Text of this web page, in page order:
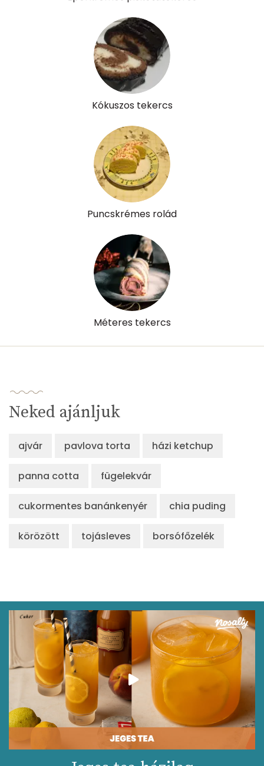
Kókuszos tekercs
Puncskrémes rolád
Méteres tekercs
Neked ajánljuk
ajvár pavlova torta házi ketchup
panna cotta fügelekvár
cukormentes banánkenyér chia puding
körözött tojásleves borsófőzelék